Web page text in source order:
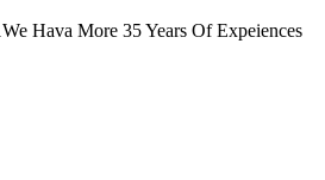
We Hava More 35 Years Of Expeiences